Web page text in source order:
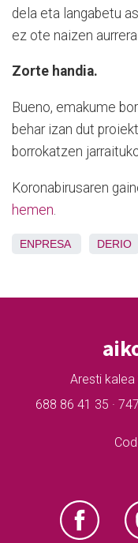
dela eta langabetu
ez ote naizen
Zorte handia.
Bueno, emakume
behar izan dut
borrokatzen
Koronabirusaren
hemen
ENPRESA DERIO
Aresti
688 86 41 35 ·